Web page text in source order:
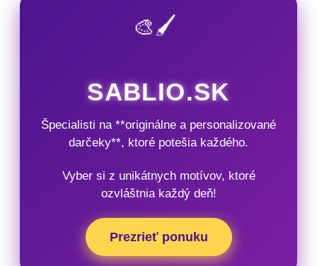
🎨🖌️
SABLIO.SK
Špecialisti na **originálne a personalizované
darčeky**, ktoré potešia každého.
Vyber si z unikátnych motívov, ktoré
ozvláštnia každý deň!
Prezrieť ponuku